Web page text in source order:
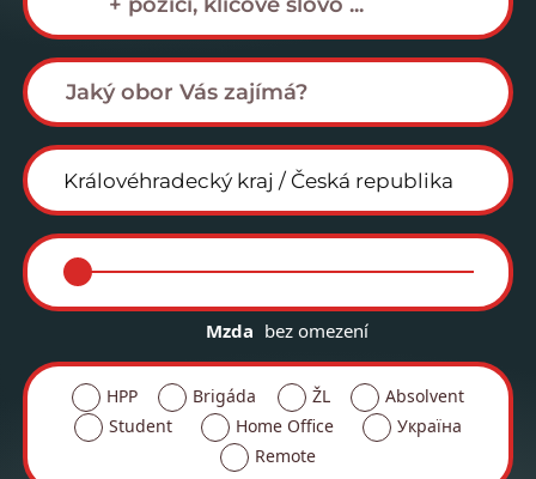
Mzda bez omezení
HPP Brigáda ŽL
Absolvent
Student
Home Office
Україна
Remote